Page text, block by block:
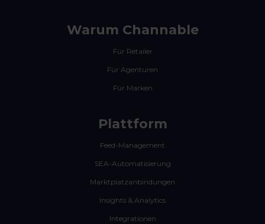
Warum Channable
Für Retailer
Für Agenturen
Für Marken
Plattform
Feed-Management
SEA-Automatisierung
Marktplatzanbindungen
Insights & Analytics
Integrationen